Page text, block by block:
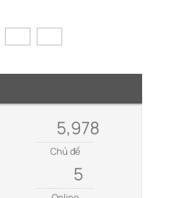
5,978
Chủ đề
5